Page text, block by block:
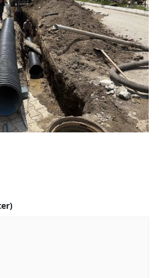
Iğdır
Yalova
Karabük
Kilis
Osmaniye